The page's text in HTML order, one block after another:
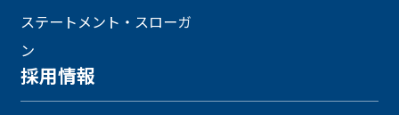
ステートメント・スローガ
ン
採用情報